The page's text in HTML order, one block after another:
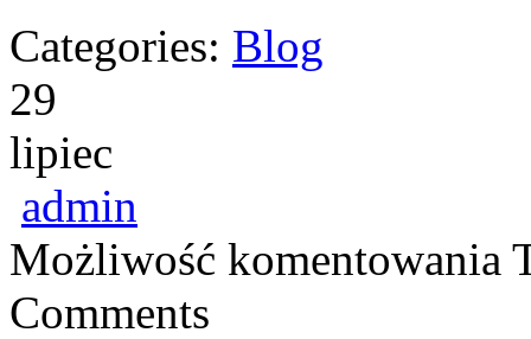
Categories: Blog
29
lipiec
admin
Możliwość komentowania
Comments